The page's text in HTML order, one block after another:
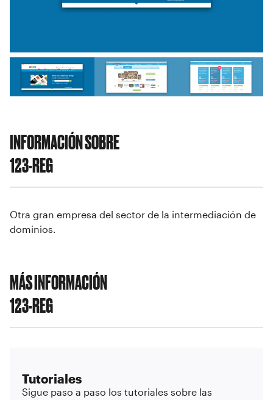
INFORMACIÓN SOBRE
123-REG
Otra gran empresa del sector de la intermediación de
dominios.
MÁS INFORMACIÓN
123-REG
Tutoriales
Sigue paso a paso los tutoriales sobre las